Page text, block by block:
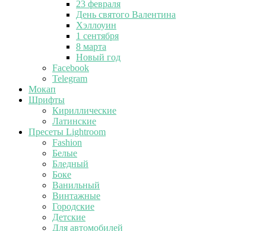
23 февраля
День святого Валентина
Хэллоуин
1 сентября
8 марта
Новый год
Facebook
Telegram
Мокап
Шрифты
Кириллические
Латинские
Пресеты Lightroom
Fashion
Белые
Бледный
Боке
Ванильный
Винтажные
Городские
Детские
Для автомобилей